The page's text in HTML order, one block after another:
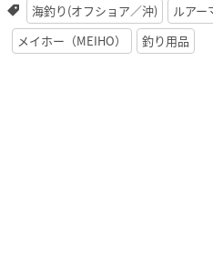
海釣り(オフショア／沖)
ルアー
メイホー（MEIHO）
釣り用品